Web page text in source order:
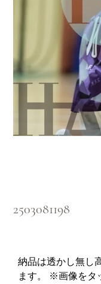
2503081198
納品は透かし無し
ます。 ※画像をタ